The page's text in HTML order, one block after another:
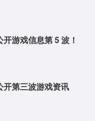
开游戏信息第 5 波！
开第三波游戏资讯